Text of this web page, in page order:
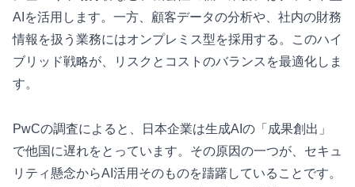
AIを活用します。一方、顧客データの分析や、社内の財務
情報を扱う業務にはオンプレミス型を採用する。このハイ
ブリッド戦略が、リスクとコストのバランスを最適化しま
す。
PwCの調査によると、日本企業は生成AIの「成果創出」
で他国に遅れをとっています。その原因の一つが、セキュ
リティ懸念からAI活用そのものを躊躇していることです。